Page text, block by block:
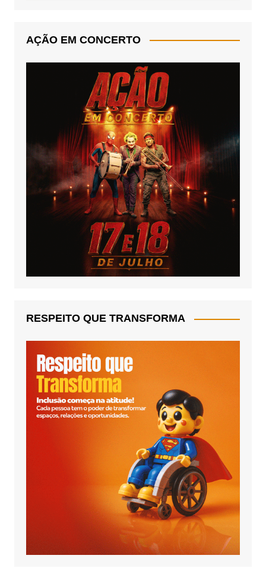
AÇÃO EM CONCERTO
RESPEITO QUE TRANSFORMA